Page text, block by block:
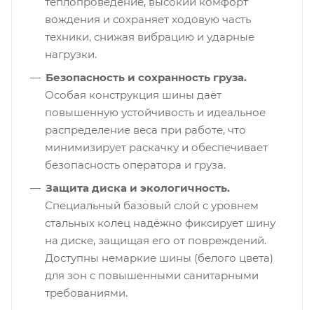
вождения и сохраняет ходовую часть
техники, снижая вибрацию и ударные
нагрузки.
Безопасность и сохранность груза.
Особая конструкция шины даёт
повышенную устойчивость и идеальное
распределение веса при работе, что
минимизирует раскачку и обеспечивает
безопасность оператора и груза.
Защита диска и экологичность.
Специальный базовый слой с уровнем
стальных колец надёжно фиксирует шину
на диске, защищая его от повреждений.
Доступны немаркие шины (белого цвета)
для зон с повышенными санитарными
требованиями.